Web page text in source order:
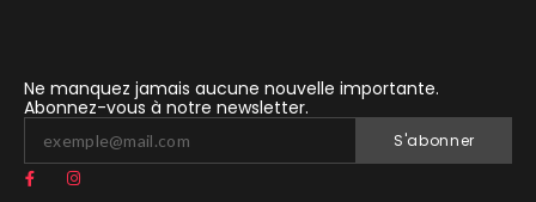
Ne manquez jamais aucune nouvelle importante.
Abonnez-vous à notre newsletter.
S'abonner